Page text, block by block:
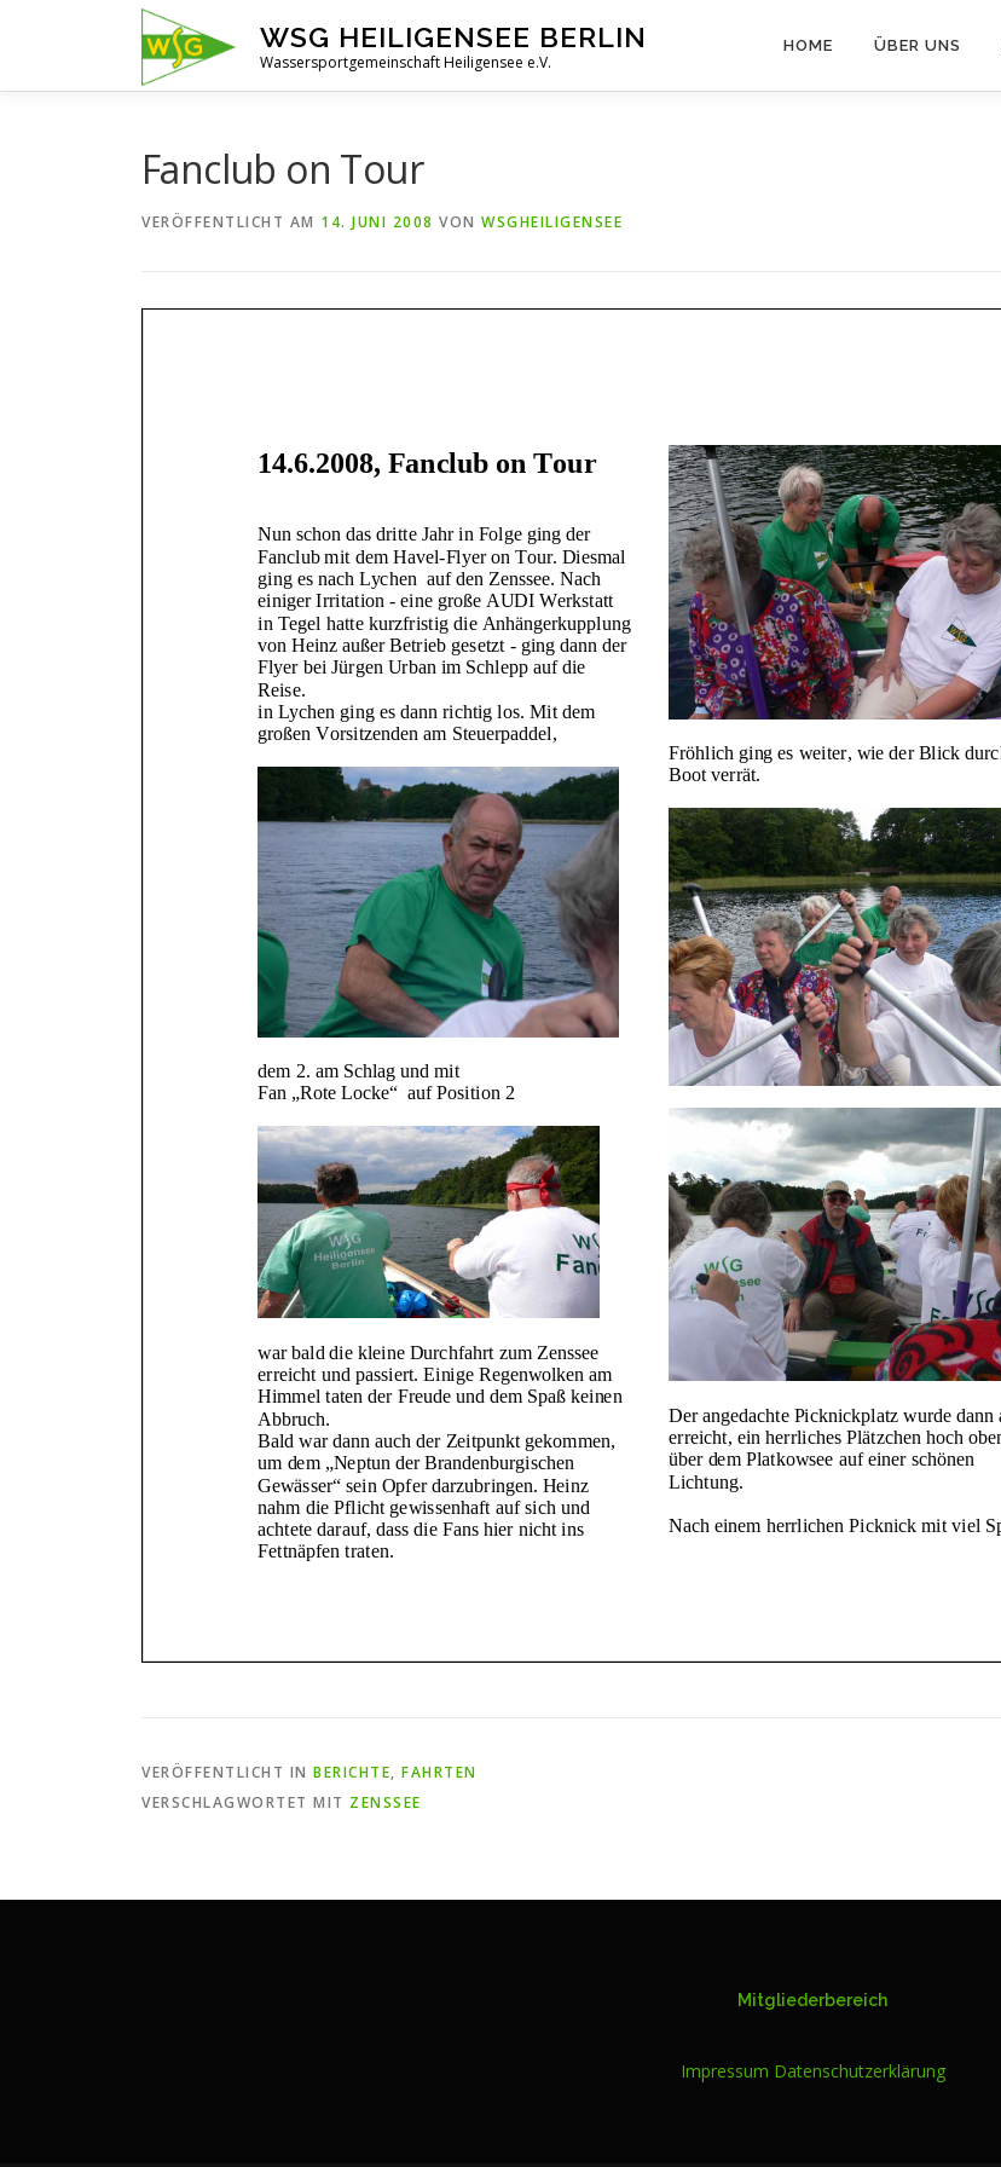
WSG HEILIGENSEE BERLIN
Wassersportgemeinschaft Heiligensee e.V.
HOME ÜBER UNS
Fanclub on Tour
VERÖFFENTLICHT AM 14. JUNI 2008 VON WSGHEILIGENSEE
VERÖFFENTLICHT IN BERICHTE, FAHRTEN
VERSCHLAGWORTET MIT ZENSSEE
Mitgliederbereich
Impressum Datenschutzerklärung